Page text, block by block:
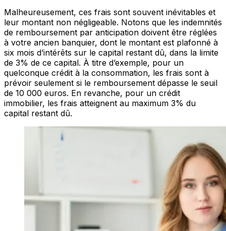
Malheureusement, ces frais sont souvent inévitables et
leur montant non négligeable. Notons que les indemnités
de remboursement par anticipation doivent être réglées
à votre ancien banquier, dont le montant est plafonné à
six mois d’intérêts sur le capital restant dû, dans la limite
de 3% de ce capital. À titre d’exemple, pour un
quelconque crédit à la consommation, les frais sont à
prévoir seulement si le remboursement dépasse le seuil
de 10 000 euros. En revanche, pour un crédit
immobilier, les frais atteignent au maximum 3% du
capital restant dû.